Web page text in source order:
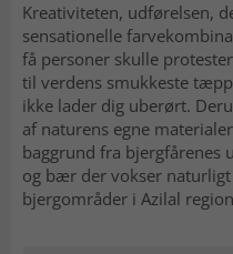
Kreativiteten, udførelsen,
sensationelle
få personer skulle
til verdens smukkeste
ikke lader dig uberørt.
af naturens egne
baggrund fra bjergfårenes
og bær der vokser
bjergområder i Azilal